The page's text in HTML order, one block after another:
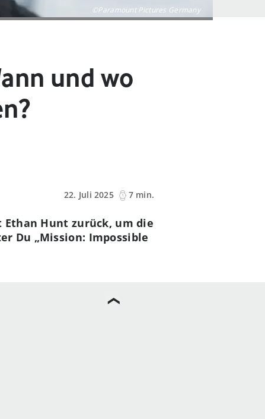
©Paramount Pictures Germany
und wo
22. Juli 2025
7 min.
Hunt zurück, um die
Du „Mission: Impossible